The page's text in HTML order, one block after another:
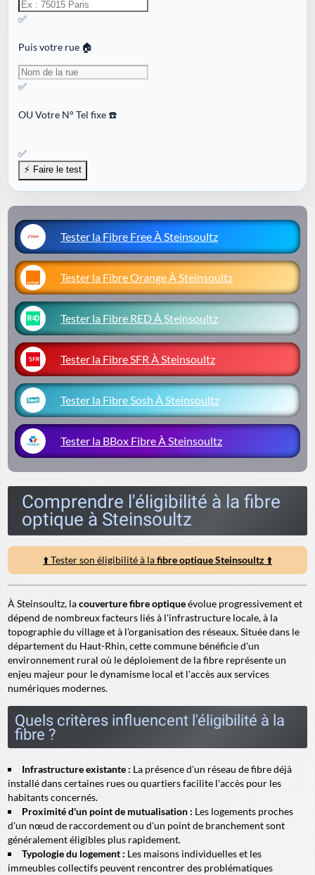
✅
Puis votre rue 🏠
✅
OUVotre N° Tel fixe ☎️
✅
Tester la Fibre Free À Steinsoultz
Tester la Fibre Orange À Steinsoultz
Tester la Fibre RED À Steinsoultz
Tester la Fibre SFR À Steinsoultz
Tester la Fibre Sosh À Steinsoultz
Tester la BBox Fibre À Steinsoultz
Comprendre l'éligibilité à la fibre
optique à Steinsoultz
⬆️ Tester son éligibilité à lafibre optique Steinsoultz ⬆️
À Steinsoultz, lacouverture fibre optiqueévolue progressivement et
dépend de nombreux facteurs liés à l'infrastructure locale, à la
topographie du village et à l'organisation des réseaux. Située dans le
département du Haut-Rhin, cette commune bénéficie d'un
environnement rural où le déploiement de la fibre représente un
enjeu majeur pour le dynamisme local et l'accès aux services
numériques modernes.
Quels critères influencent l'éligibilité à la
fibre ?
Infrastructure existante : La présence d'un réseau de fibre déjà
installé dans certaines rues ou quartiers facilite l'accès pour les
habitants concernés.
Proximité d'un point de mutualisation : Les logements proches
d'un nœud de raccordement ou d'un point de branchement sont
généralement éligibles plus rapidement.
Typologie du logement : Les maisons individuelles et les
immeubles collectifs peuvent rencontrer des problématiques